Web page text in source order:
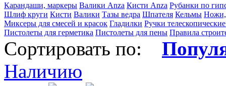
Карандаши, маркеры Валики Anza Кисти Anza Рубанки по
Шлиф круги Кисти Валики Тазы ведра Шпателя Кельмы Ножи,
Миксеры для смесей и красок Гладилки Ручки
Пистолеты для герметика Пистолеты для пены Правила
Сортировать по:
Наличию